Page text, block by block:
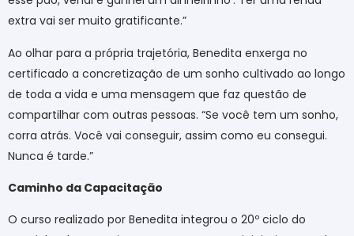
extra vai ser muito gratificante.”
Ao olhar para a própria trajetória, Benedita enxerga no
certificado a concretização de um sonho cultivado ao longo
de toda a vida e uma mensagem que faz questão de
compartilhar com outras pessoas. “Se você tem um sonho,
corra atrás. Você vai conseguir, assim como eu consegui.
Nunca é tarde.”
Caminho da Capacitação
O curso realizado por Benedita integrou o 20º ciclo do